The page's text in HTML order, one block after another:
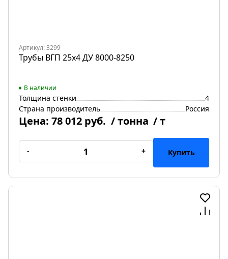
Артикул: 3299
Трубы ВГП 25х4 ДУ 8000-8250
В наличии
Толщина стенки
4
Страна производитель
Россия
Цена: 78 012 руб. / тонна / т
- + Купить